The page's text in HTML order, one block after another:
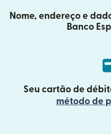
Nome, endereço e
Banco
Seu cartão de
método de